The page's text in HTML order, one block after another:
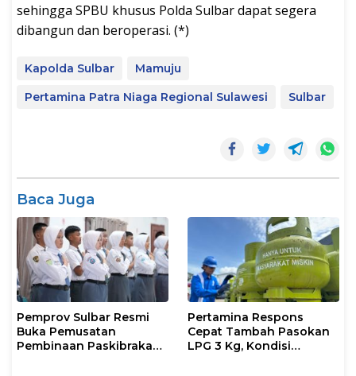
sehingga SPBU khusus Polda Sulbar dapat segera
dibangun dan beroperasi. (*)
Kapolda Sulbar
Mamuju
Pertamina Patra Niaga Regional Sulawesi
Sulbar
Baca Juga
Pemprov Sulbar Resmi
Buka Pemusatan
Pembinaan Paskibraka
Pertamina Respons
Cepat Tambah Pasokan
LPG 3 Kg, Kondisi